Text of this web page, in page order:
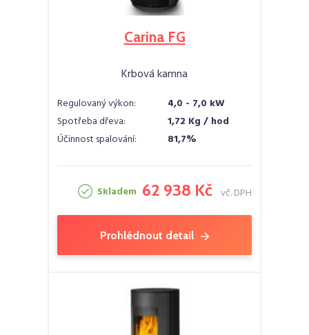
Carina FG
Krbová kamna
Regulovaný výkon:
4,0 - 7,0 kW
Spotřeba dřeva:
1,72 Kg / hod
Účinnost spalování:
81,7%
Skladem 62 938 Kč vč. DPH
Prohlédnout detail